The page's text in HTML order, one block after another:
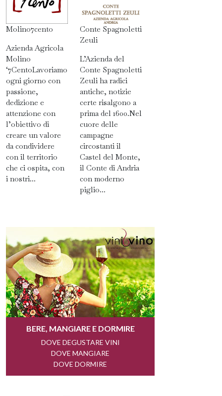
Molino7cento
Azienda Agricola
Molino
‘7CentoLavoriamo
ogni giorno con
passione,
dedizione e
attenzione con
l’obiettivo di
creare un valore
da condividere
con il territorio
che ci ospita, con
i nostri...
Conte Spagnoletti
Zeuli
L’Azienda del
Conte Spagnoletti
Zeuli ha radici
antiche, notizie
certe risalgono a
prima del 1600.Nel
cuore delle
campagne
circostanti il
Castel del Monte,
il Conte di Andria
con moderno
piglio...